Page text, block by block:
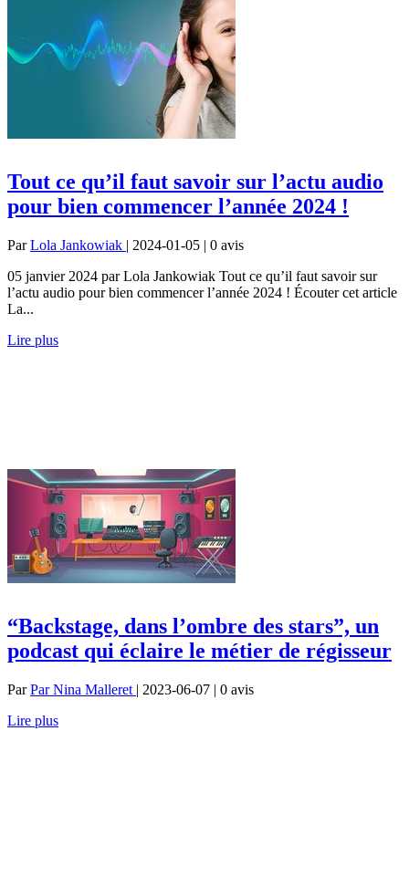
Tout ce qu’il faut savoir sur l’actu audio
pour bien commencer l’année 2024 !
ParLola Jankowiak | 2024-01-05 | 0 avis
05 janvier 2024 par Lola Jankowiak Tout ce qu’il faut savoir sur
l’actu audio pour bien commencer l’année 2024 ! Écouter cet article
La...
Lire plus
“Backstage, dans l’ombre des stars”, un
podcast qui éclaire le métier de régisseur
ParPar Nina Malleret | 2023-06-07 | 0 avis
Lire plus